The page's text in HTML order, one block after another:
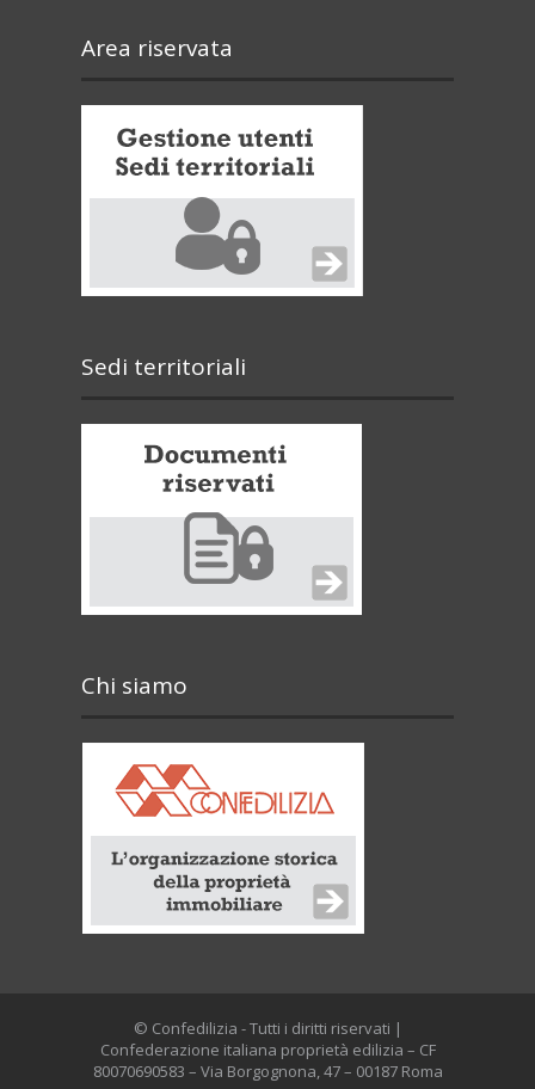
Area riservata
Sedi territoriali
Chi siamo
© Confedilizia - Tutti i diritti riservati |
Confederazione italiana proprietà edilizia – CF
80070690583 – Via Borgognona, 47 – 00187 Roma